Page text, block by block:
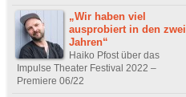
„Wir haben viel
ausprobiert in den zwei
Jahren“
Haiko Pfost über das
Impulse Theater Festival 2022 –
Premiere 06/22